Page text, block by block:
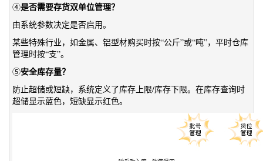
④是否需要存货双单位管理？
由系统参数决定是否启用。
某些特殊行业，如金属、铝型材购买时按“公斤”或“吨”，平时仓库
管理时按“支”。
⑤安全库存量？
防止超储或短缺，系统定义了库存上限/库存下限。在库存查询时
超储显示蓝色，短缺显示红色。